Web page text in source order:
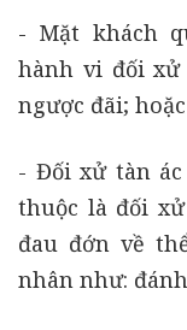
- Mặt khách
hành vi đối xử
ngược đãi;
- Đối xử tàn
thuộc là đối
đau đớn về
nhân như: